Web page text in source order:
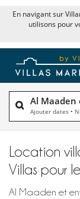
En navigant sur
utilisons pour
Al Maaden
Ajouter dates •
Location
Villas pour
Al Maaden et